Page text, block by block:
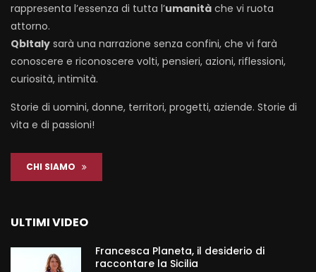
rappresenta l’essenza di tutta l’umanità che vi ruota
attorno.
QbItaly sarà una narrazione senza confini, che vi farà
conoscere e riconoscere volti, pensieri, azioni, riflessioni,
curiosità, intimità.
Storie di uomini, donne, territori, progetti, aziende. Storie di
vita e di passioni!
CHI SIAMO
ULTIMI VIDEO
Francesca Planeta, il desiderio di
raccontare la Sicilia